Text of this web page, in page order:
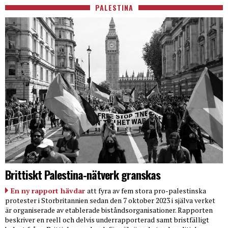
PALESTINA
Brittiskt Palestina-nätverk granskas
En ny rapport hävdar att fyra av fem stora pro-palestinska
protester i Storbritannien sedan den 7 oktober 2023 i själva verket
är organiserade av etablerade biståndsorganisationer. Rapporten
beskriver en reell och delvis underrapporterad samt bristfälligt